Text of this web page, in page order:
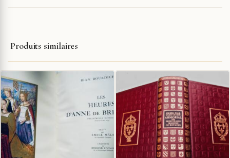
Produits similaires